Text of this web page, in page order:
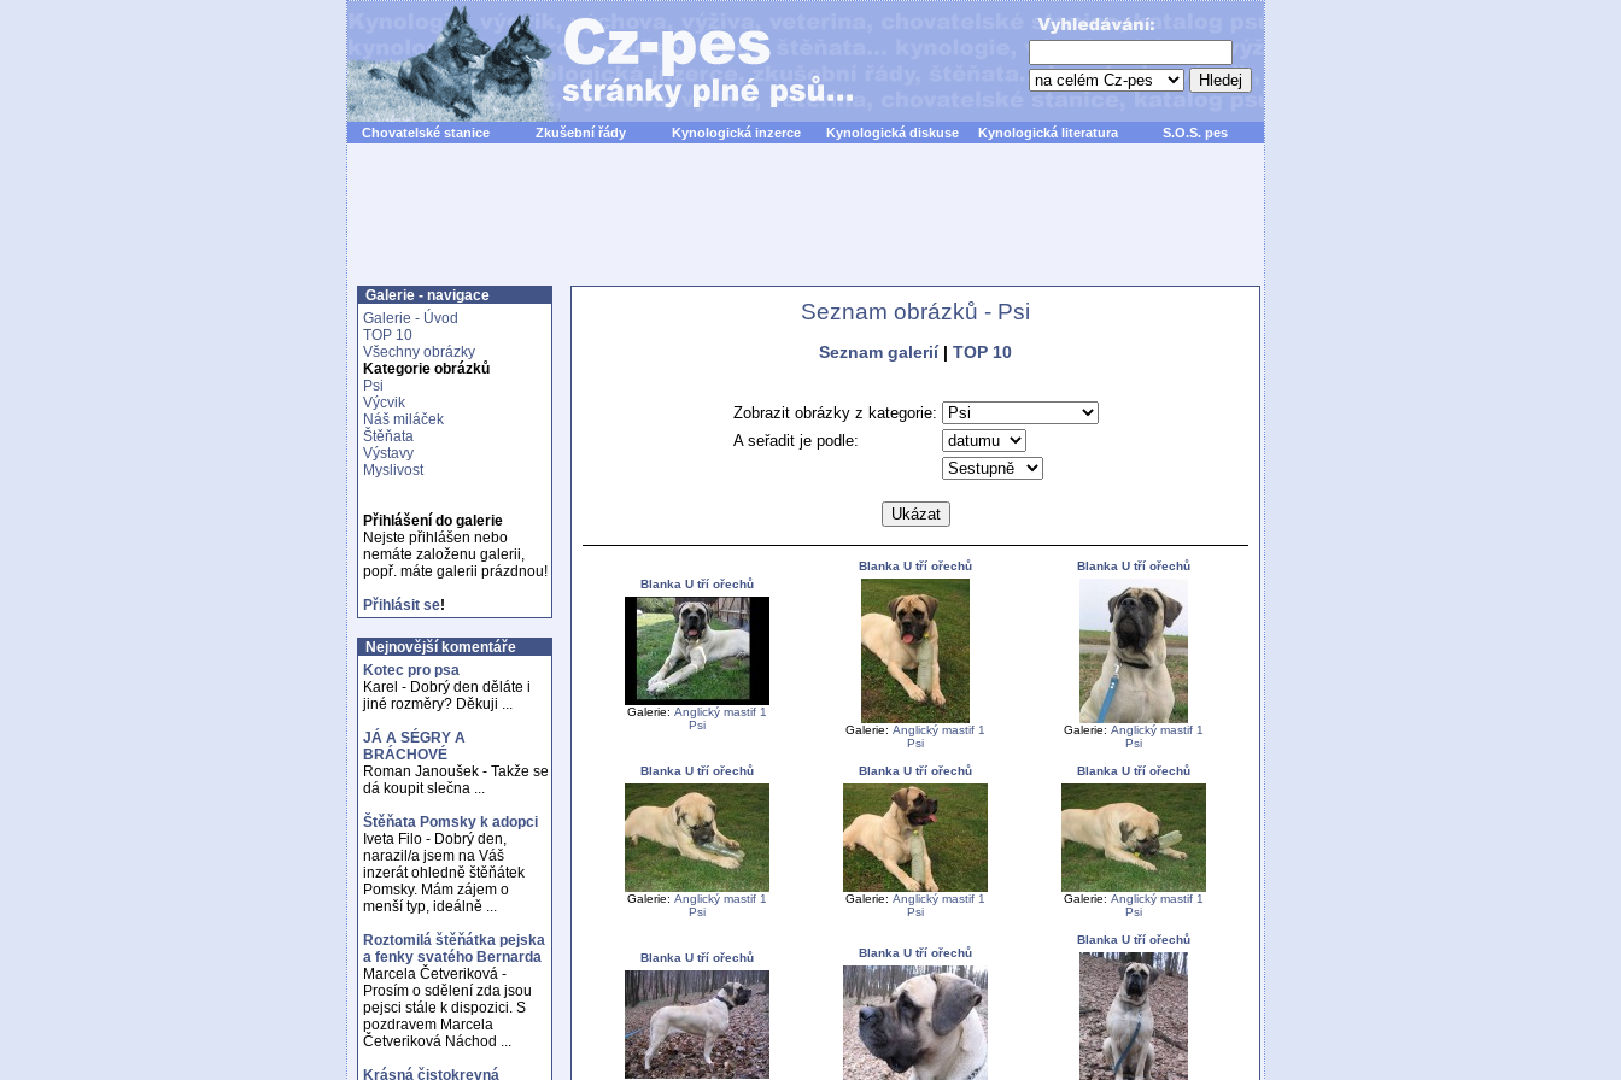
Chovatelské stanice Zkušební řády Kynologická inzerce Kynologická diskuse Kynologická literatura S.O.S. pes
Galerie - navigace
Galerie - Úvod
TOP 10
Všechny obrázky
Kategorie obrázků
Psi
Výcvik
Náš miláček
Štěňata
Výstavy
Myslivost
Přihlášení do galerie
Nejste přihlášen nebo
nemáte založenu galerii,
popř. máte galerii prázdnou!
Přihlásit se!
Nejnovější komentáře
Kotec pro psa
Karel - Dobrý den děláte i
jiné rozměry? Děkuji ...
JÁ A SÉGRY A
BRÁCHOVÉ
Roman Janoušek - Takže se
dá koupit slečna ...
Štěňata Pomsky k adopci
Iveta Filo - Dobrý den,
narazil/a jsem na Váš
inzerát ohledně štěňátek
Pomsky. Mám zájem o
menší typ, ideálně ...
Roztomilá štěňátka pejska
a fenky svatého Bernarda
Marcela Četveriková -
Prosím o sdělení zda jsou
pejsci stále k dispozici. S
pozdravem Marcela
Četveriková Náchod ...
Krásná čistokrevná
Seznam obrázků - Psi
Seznam galerií| TOP 10
Zobrazit obrázky z kategorie:
A seřadit je podle:
Blanka U tří ořechů
Galerie: Anglický mastif 1
Psi
Blanka U tří ořechů
Galerie: Anglický mastif 1
Psi
Blanka U tří ořechů
Galerie: Anglický mastif 1
Psi
Blanka U tří ořechů
Galerie: Anglický mastif 1
Psi
Blanka U tří ořechů
Galerie: Anglický mastif 1
Psi
Blanka U tří ořechů
Galerie: Anglický mastif 1
Psi
Blanka U tří ořechů Blanka U tří ořechů
Blanka U tří ořechů